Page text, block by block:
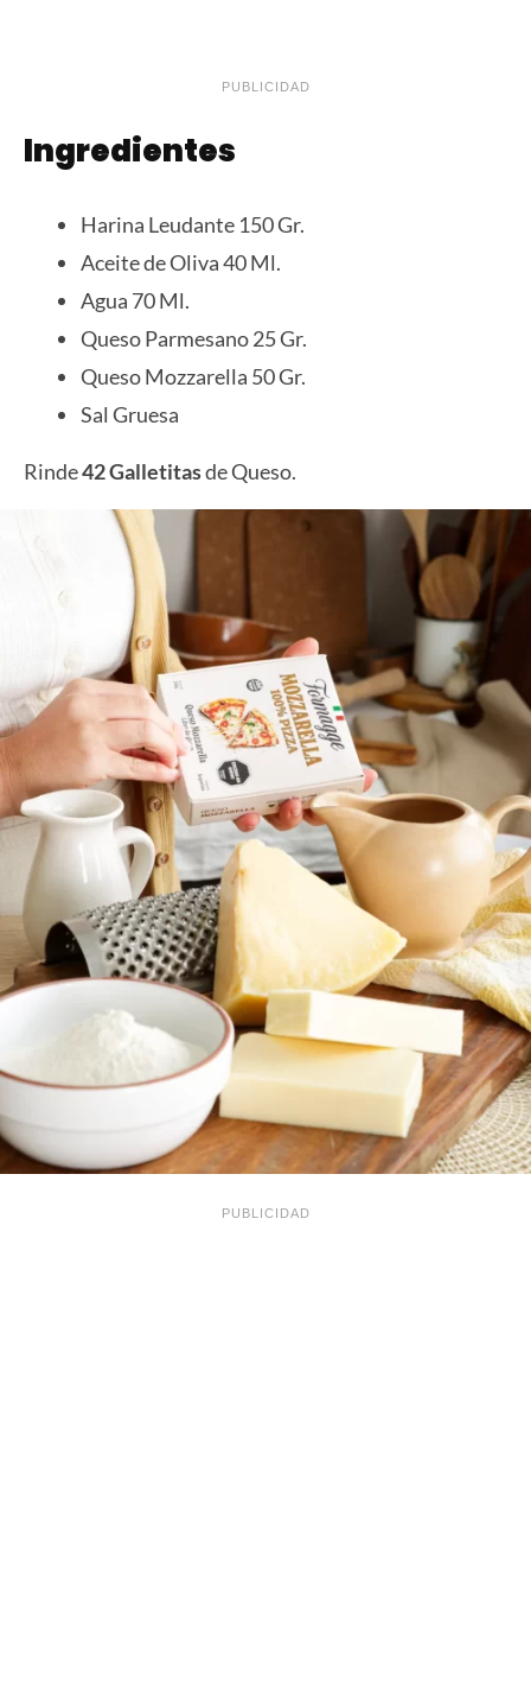
PUBLICIDAD
Ingredientes
Harina Leudante 150 Gr.
Aceite de Oliva 40 Ml.
Agua 70 Ml.
Queso Parmesano 25 Gr.
Queso Mozzarella 50 Gr.
Sal Gruesa
Rinde42 Galletitasde Queso.
PUBLICIDAD